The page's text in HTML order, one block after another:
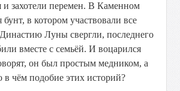
и захотели перемен. В Каменном
бунт, в котором участвовали все
Луны свергли, последнего
вместе с семьёй. И воцарился
он был простым медником, а
чём подобие этих историй?